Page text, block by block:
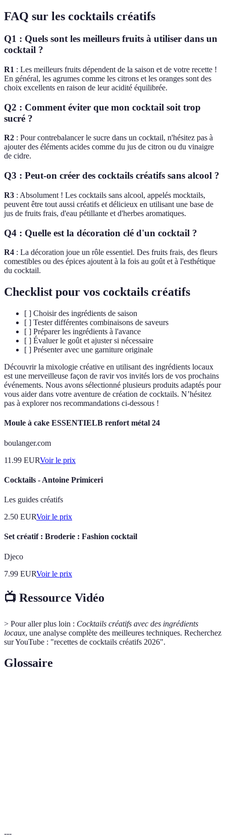
FAQ sur les cocktails créatifs
Q1 : Quels sont les meilleurs fruits à utiliser dans un
cocktail ?
R1 : Les meilleurs fruits dépendent de la saison et de votre recette !
En général, les agrumes comme les citrons et les oranges sont des
choix excellents en raison de leur acidité équilibrée.
Q2 : Comment éviter que mon cocktail soit trop
sucré ?
R2 : Pour contrebalancer le sucre dans un cocktail, n'hésitez pas à
ajouter des éléments acides comme du jus de citron ou du vinaigre
de cidre.
Q3 : Peut-on créer des cocktails créatifs sans alcool ?
R3 : Absolument ! Les cocktails sans alcool, appelés mocktails,
peuvent être tout aussi créatifs et délicieux en utilisant une base de
jus de fruits frais, d'eau pétillante et d'herbes aromatiques.
Q4 : Quelle est la décoration clé d'un cocktail ?
R4 : La décoration joue un rôle essentiel. Des fruits frais, des fleurs
comestibles ou des épices ajoutent à la fois au goût et à l'esthétique
du cocktail.
Checklist pour vos cocktails créatifs
[ ] Choisir des ingrédients de saison
[ ] Tester différentes combinaisons de saveurs
[ ] Préparer les ingrédients à l'avance
[ ] Évaluer le goût et ajuster si nécessaire
[ ] Présenter avec une garniture originale
Découvrir la mixologie créative en utilisant des ingrédients locaux
est une merveilleuse façon de ravir vos invités lors de vos prochains
événements. Nous avons sélectionné plusieurs produits adaptés pour
vous aider dans votre aventure de création de cocktails. N’hésitez
pas à explorer nos recommandations ci-dessous !
Moule à cake ESSENTIELB renfort métal 24
boulanger.com
11.99 EURVoir le prix
Cocktails - Antoine Primiceri
Les guides créatifs
2.50 EURVoir le prix
Set créatif : Broderie : Fashion cocktail
Djeco
7.99 EURVoir le prix
📺 Ressource Vidéo
> Pour aller plus loin : Cocktails créatifs avec des ingrédients
locaux, une analyse complète des meilleures techniques. Recherchez
sur YouTube : "recettes de cocktails créatifs 2026".
Glossaire
---